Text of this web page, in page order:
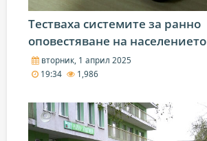
Тестваха системите за ранно
оповестяване на населението
вторник, 1 април 2025
19:34
1,986